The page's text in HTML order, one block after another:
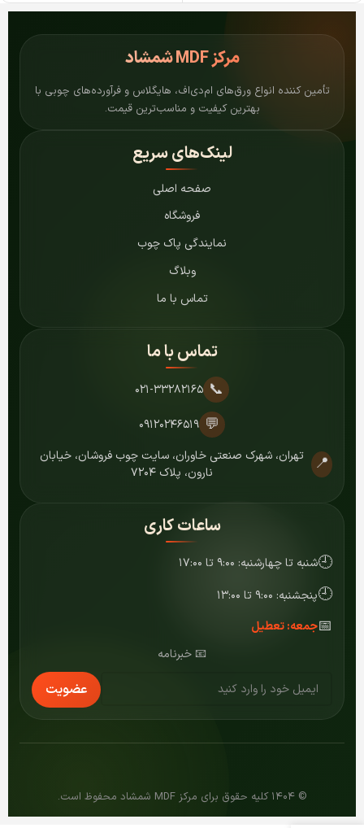
مرکزMDF شمشاد
تأمین کننده انواع ورق‌های ام‌دی‌اف، هایگلاس و فرآورده‌های چوبی با
بهترین کیفیت و مناسب‌ترین قیمت.
لینک‌های سریع
صفحه اصلی
فروشگاه
نمایندگی پاک چوب
وبلاگ
تماس با ما
تماس با ما
📞 ۰۲۱-۳۳۲۸۲۱۶۵
💬 ۰۹۱۲۰۲۴۶۵۱۹
📍
تهران، شهرک صنعتی خاوران، سایت چوب فروشان، خیابان
نارون، پلاک ۷۲۰۴
ساعات کاری
🕘شنبه تا چهارشنبه: ۹:۰۰ تا ۱۷:۰۰
🕘پنجشنبه: ۹:۰۰ تا ۱۳:۰۰
📅جمعه: تعطیل
📧 خبرنامه
عضویت
© ۱۴۰۴ کلیه حقوق برای مرکز MDF شمشاد محفوظ است.